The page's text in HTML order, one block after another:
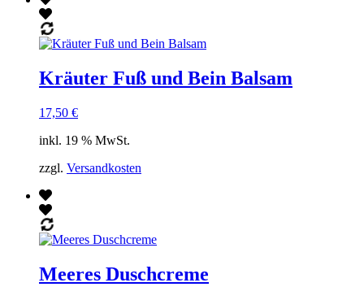
Kräuter Fuß und Bein Balsam
17,50 €
inkl. 19 % MwSt.
zzgl. Versandkosten
Meeres Duschcreme